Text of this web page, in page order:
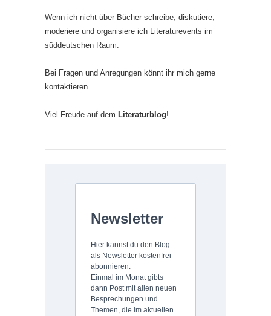
Wenn ich nicht über Bücher schreibe, diskutiere,
moderiere und organisiere ich Literaturevents im
süddeutschen Raum.
Bei Fragen und Anregungen könnt ihr mich gerne
kontaktieren
Viel Freude auf dem Literaturblog!
Newsletter
Hier kannst du den Blog
als Newsletter kostenfrei
abonnieren.
Einmal im Monat gibts
dann Post mit allen neuen
Besprechungen und
Themen, die im aktuellen